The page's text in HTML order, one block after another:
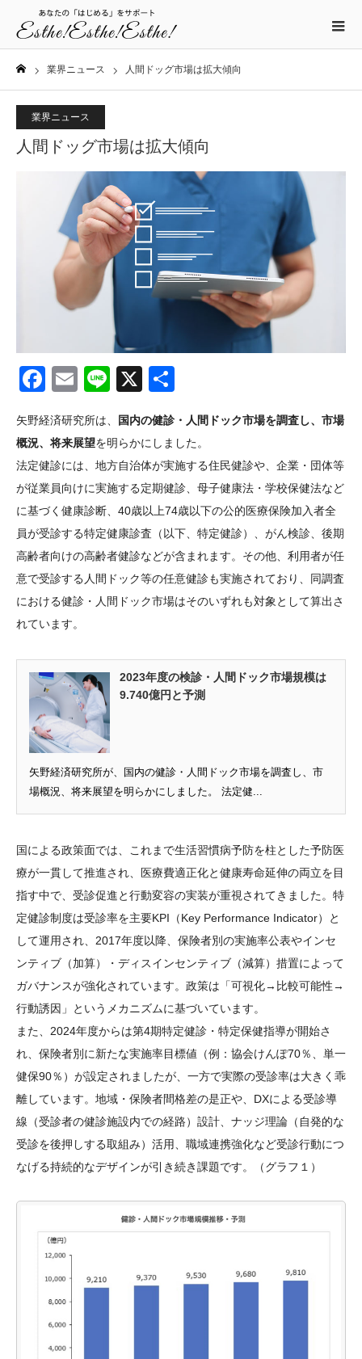
業界ニュース 人間ドッグ市場は拡大傾向
業界ニュース
人間ドッグ市場は拡大傾向
Facebook
EmailLine
X
矢野経済研究所は、
国内の健診・人間ドック市場を調査し、市場
概況、将来展望を明らかにしました。
法定健診には、地方自治体が実施する住民健診や、企業・団体等
が従業員向けに実施する定期健診、母子健康法・学校保健法など
に基づく健康診断、40歳以上74歳以下の公的医療保険加入者全
員が受診する特定健康診査（以下、特定健診）、がん検診、後期
高齢者向けの高齢者健診などが含まれます。その他、利用者が任
意で受診する人間ドック等の任意健診も実施されており、同調査
における健診・人間ドック市場はそのいずれも対象として算出さ
れています。
2023年度の検診・人間ドック市場規模は
9.740億円と予測
矢野経済研究所が、国内の健診・人間ドック市場を調査し、市
場概況、将来展望を明らかにしました。 法定健...
国による政策面では、これまで生活習慣病予防を柱とした予防医
療が一貫して推進され、医療費適正化と健康寿命延伸の両立を目
指す中で、受診促進と行動変容の実装が重視されてきました。特
定健診制度は受診率を主要KPI（Key Performance Indicator）と
して運用され、2017年度以降、保険者別の実施率公表やインセ
ンティブ（加算）・ディスインセンティブ（減算）措置によって
ガバナンスが強化されています。政策は「可視化→比較可能性→
行動誘因」というメカニズムに基づいています。
また、2024年度からは第4期特定健診・特定保健指導が開始さ
れ、保険者別に新たな実施率目標値（例：協会けんぽ70％、単一
健保90％）が設定されましたが、一方で実際の受診率は大きく乖
離しています。地域・保険者間格差の是正や、DXによる受診導
線（受診者の健診施設内での経路）設計、ナッジ理論（自発的な
受診を後押しする取組み）活用、職域連携強化など受診行動につ
なげる持続的なデザインが引き続き課題です。（グラフ１）